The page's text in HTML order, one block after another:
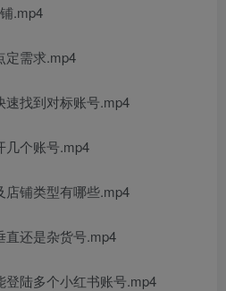
.mp4
定需求.mp4
速找到对标账号.mp4
几个账号.mp4
店铺类型有哪些.mp4
直还是杂货号.mp4
陆多个小红书账号.mp4